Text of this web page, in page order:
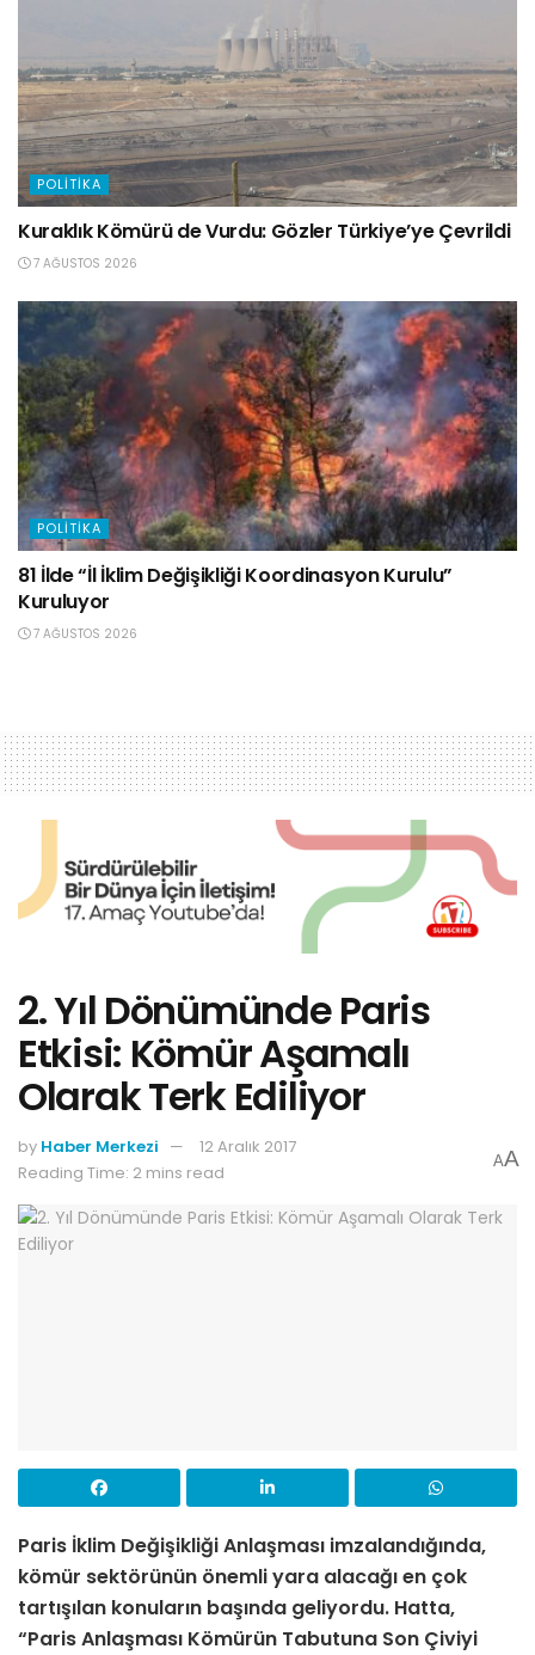
POLITIKA
Kuraklık Kömürü de Vurdu: Gözler Türkiye’ye Çevrildi
7 AĞUSTOS 2026
POLITIKA
81 İlde “İl İklim Değişikliği Koordinasyon Kurulu”
Kuruluyor
7 AĞUSTOS 2026
2. Yıl Dönümünde Paris
Etkisi: Kömür Aşamalı
Olarak Terk Ediliyor
by Haber Merkezi
12 Aralık 2017
Reading Time: 2 mins read
AA
Paris İklim Değişikliği Anlaşması imzalandığında,
kömür sektörünün önemli yara alacağı en çok
tartışılan konuların başında geliyordu. Hatta,
“Paris Anlaşması Kömürün Tabutuna Son Çiviyi